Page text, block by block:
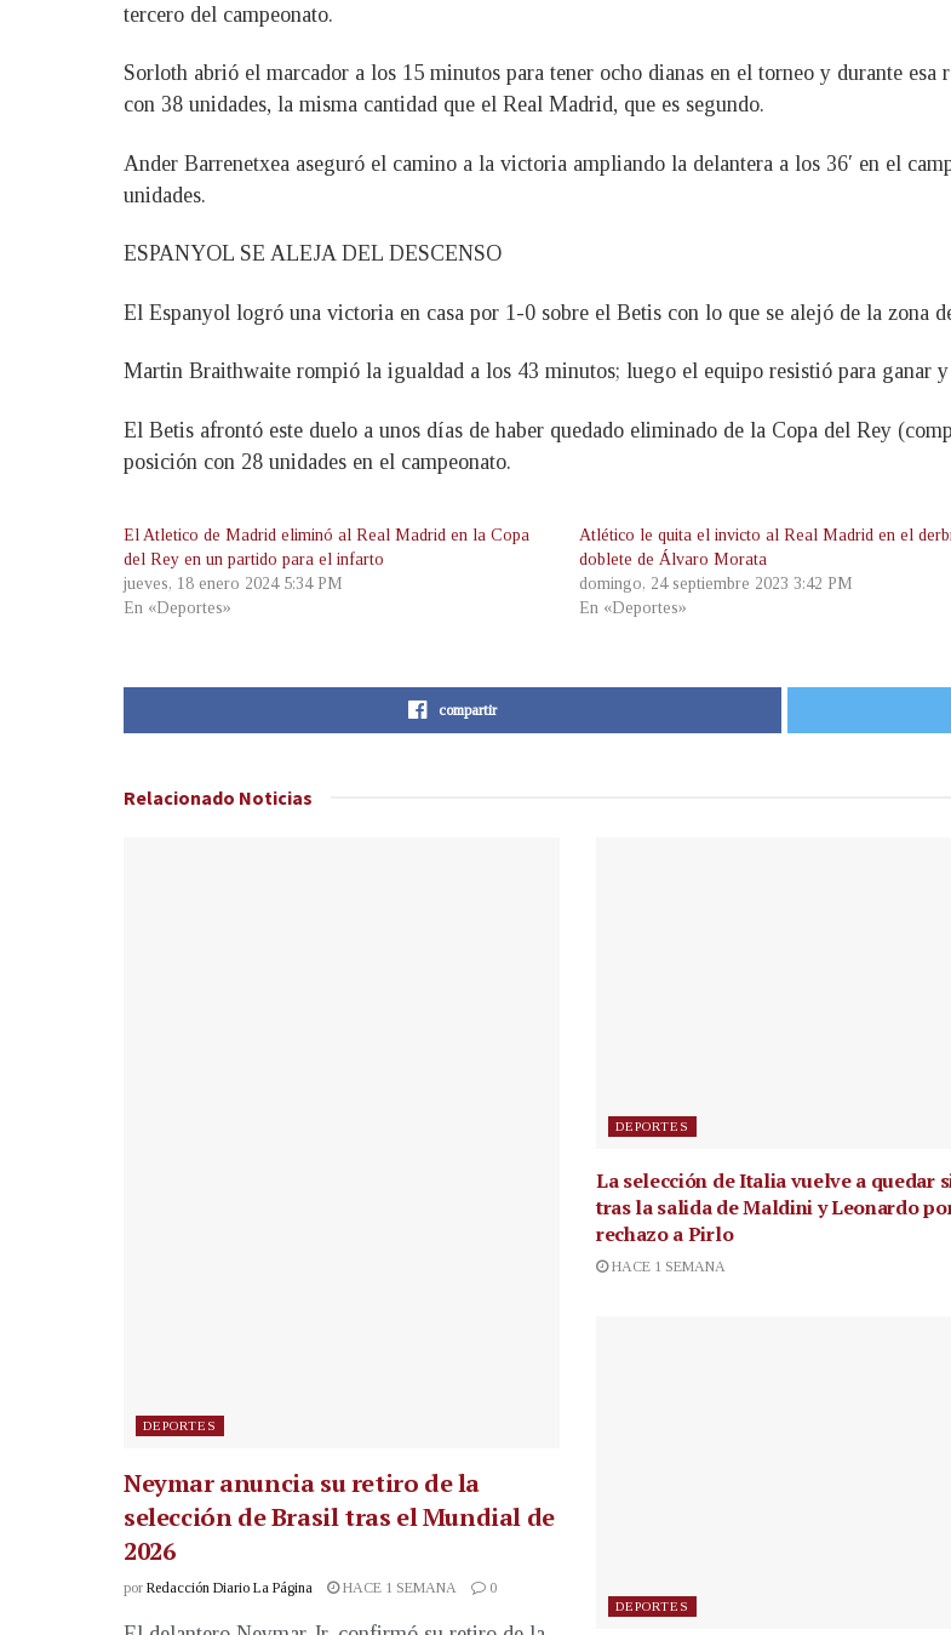
tercero del campeonato.
Sorloth abrió el marcador a los 15 minutos para tener ocho dianas en el torneo y durante
con 38 unidades, la misma cantidad que el Real Madrid, que es segundo.
Ander Barrenetxea aseguró el camino a la victoria ampliando la delantera a los 36′ en el
unidades.
ESPANYOL SE ALEJA DEL DESCENSO
El Espanyol logró una victoria en casa por 1-0 sobre el Betis con lo que se alejó de la zona
Martin Braithwaite rompió la igualdad a los 43 minutos; luego el equipo resistió para ganar
El Betis afrontó este duelo a unos días de haber quedado eliminado de la Copa del Rey
posición con 28 unidades en el campeonato.
El Atletico de Madrid eliminó al Real Madrid en la Copa
del Rey en un partido para el infarto
jueves, 18 enero 2024 5:34 PM
En «Deportes»
Atlético le quita el invicto al Real Madrid en el
doblete de Álvaro Morata
domingo, 24 septiembre 2023 3:42 PM
En «Deportes»
compartir
Relacionado Noticias
DEPORTES
Neymar anuncia su retiro de la
selección de Brasil tras el Mundial de
2026
por Redacción Diario La Página HACE 1 SEMANA 0
DEPORTES
La selección de Italia vuelve a quedar
tras la salida de Maldini y Leonardo
rechazo a Pirlo
HACE 1 SEMANA
DEPORTES